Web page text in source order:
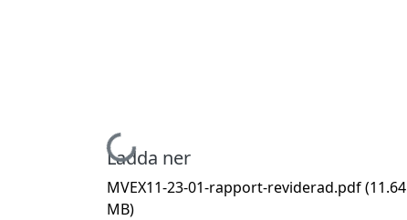
Hämtar...
Ladda ner
MVEX11-23-01-rapport-reviderad.pdf(11.64
MB)